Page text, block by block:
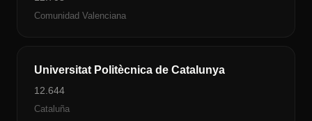
Comunidad Valenciana
Universitat Politècnica de Catalunya
12.644
Cataluña